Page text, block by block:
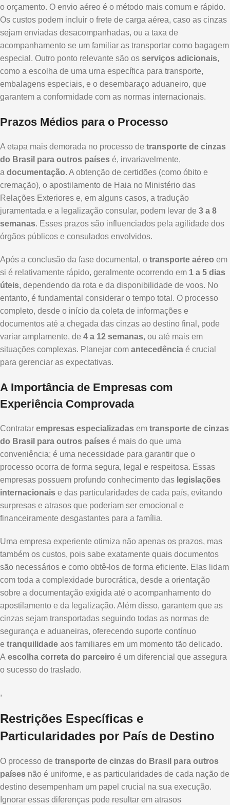
o orçamento. O envio aéreo é o método mais comum e rápido.
Os custos podem incluir o frete de carga aérea, caso as cinzas
sejam enviadas desacompanhadas, ou a taxa de
acompanhamento se um familiar as transportar como bagagem
especial. Outro ponto relevante são os serviços adicionais,
como a escolha de uma urna específica para transporte,
embalagens especiais, e o desembaraço aduaneiro, que
garantem a conformidade com as normas internacionais.
Prazos Médios para o Processo
A etapa mais demorada no processo de transporte de cinzas
do Brasil para outros países é, invariavelmente,
a documentação. A obtenção de certidões (como óbito e
cremação), o apostilamento de Haia no Ministério das
Relações Exteriores e, em alguns casos, a tradução
juramentada e a legalização consular, podem levar de 3 a 8
semanas. Esses prazos são influenciados pela agilidade dos
órgãos públicos e consulados envolvidos.
Após a conclusão da fase documental, o transporte aéreo em
si é relativamente rápido, geralmente ocorrendo em 1 a 5 dias
úteis, dependendo da rota e da disponibilidade de voos. No
entanto, é fundamental considerar o tempo total. O processo
completo, desde o início da coleta de informações e
documentos até a chegada das cinzas ao destino final, pode
variar amplamente, de 4 a 12 semanas, ou até mais em
situações complexas. Planejar com antecedência é crucial
para gerenciar as expectativas.
A Importância de Empresas com
Experiência Comprovada
Contratar empresas especializadas em transporte de cinzas
do Brasil para outros países é mais do que uma
conveniência; é uma necessidade para garantir que o
processo ocorra de forma segura, legal e respeitosa. Essas
empresas possuem profundo conhecimento das legislações
internacionais e das particularidades de cada país, evitando
surpresas e atrasos que poderiam ser emocional e
financeiramente desgastantes para a família.
Uma empresa experiente otimiza não apenas os prazos, mas
também os custos, pois sabe exatamente quais documentos
são necessários e como obtê-los de forma eficiente. Elas lidam
com toda a complexidade burocrática, desde a orientação
sobre a documentação exigida até o acompanhamento do
apostilamento e da legalização. Além disso, garantem que as
cinzas sejam transportadas seguindo todas as normas de
segurança e aduaneiras, oferecendo suporte contínuo
e tranquilidade aos familiares em um momento tão delicado.
A escolha correta do parceiro é um diferencial que assegura
o sucesso do traslado.
,
Restrições Específicas e
Particularidades por País de Destino
O processo de transporte de cinzas do Brasil para outros
países não é uniforme, e as particularidades de cada nação de
destino desempenham um papel crucial na sua execução.
Ignorar essas diferenças pode resultar em atrasos